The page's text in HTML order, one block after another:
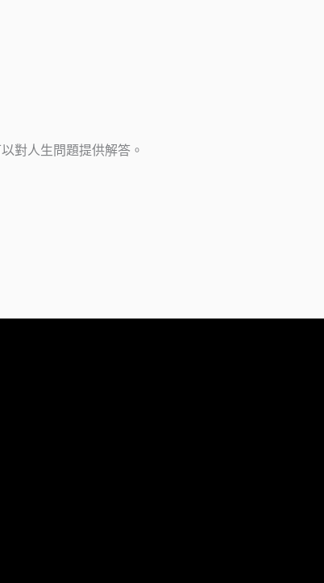
對人生問題提供解答。